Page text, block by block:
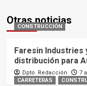
Otras noticias
CONSTRUCCIÓN
Faresin Industries
distribución para
Dpto. Redacción 7
CARRETERAS